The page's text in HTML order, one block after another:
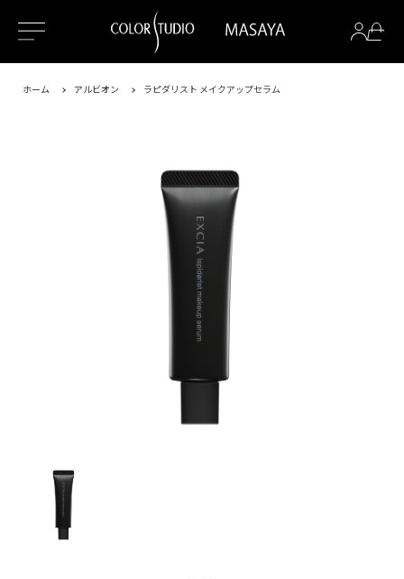
ホーム アルビオン ラピダリスト メイクアップセラム